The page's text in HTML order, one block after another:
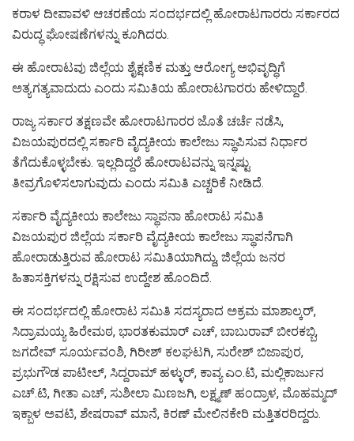
ಕರಾಳ ದೀಪಾವಳಿ ಆಚರಣೆಯ ಸಂದರ್ಭದಲ್ಲಿ ಹೋರಾಟಗಾರರು ಸರ್ಕಾರದ
ವಿರುದ್ಧ ಘೋಷಣೆಗಳನ್ನು ಕೂಗಿದರು.
ಈ ಹೋರಾಟವು ಜಿಲ್ಲೆಯ ಶೈಕ್ಷಣಿಕ ಮತ್ತು ಆರೋಗ್ಯ ಅಭಿವೃದ್ಧಿಗೆ
ಅತ್ಯಗತ್ಯವಾದುದು ಎಂದು ಸಮಿತಿಯ ಹೋರಾಟಗಾರರು ಹೇಳಿದ್ದಾರೆ.
ರಾಜ್ಯ ಸರ್ಕಾರ ತಕ್ಷಣವೇ ಹೋರಾಟಗಾರರ ಜೊತೆ ಚರ್ಚೆ ನಡೆಸಿ,
ವಿಜಯಪುರದಲ್ಲಿ ಸರ್ಕಾರಿ ವೈದ್ಯಕೀಯ ಕಾಲೇಜು ಸ್ಥಾಪಿಸುವ ನಿರ್ಧಾರ
ತೆಗೆದುಕೊಳ್ಳಬೇಕು. ಇಲ್ಲದಿದ್ದರೆ ಹೋರಾಟವನ್ನು ಇನ್ನಷ್ಟು
ತೀವ್ರಗೊಳಿಸಲಾಗುವುದು ಎಂದು ಸಮಿತಿ ಎಚ್ಚರಿಕೆ ನೀಡಿದೆ.
ಸರ್ಕಾರಿ ವೈದ್ಯಕೀಯ ಕಾಲೇಜು ಸ್ಥಾಪನಾ ಹೋರಾಟ ಸಮಿತಿ
ವಿಜಯಪುರ ಜಿಲ್ಲೆಯ ಸರ್ಕಾರಿ ವೈದ್ಯಕೀಯ ಕಾಲೇಜು ಸ್ಥಾಪನೆಗಾಗಿ
ಹೋರಾಡುತ್ತಿರುವ ಹೋರಾಟ ಸಮಿತಿಯಾಗಿದ್ದು, ಜಿಲ್ಲೆಯ ಜನರ
ಹಿತಾಸಕ್ತಿಗಳನ್ನು ರಕ್ಷಿಸುವ ಉದ್ದೇಶ ಹೊಂದಿದೆ.
ಈ ಸಂದರ್ಭದಲ್ಲಿ ಹೋರಾಟ ಸಮಿತಿ ಸದಸ್ಯರಾದ ಅಕ್ರಮ ಮಾಶಾಲ್ಕರ್,
ಸಿದ್ರಾಮಯ್ಯ ಹಿರೇಮಠ, ಭಾರತಕುಮಾರ್ ಎಚ್, ಬಾಬುರಾವ್ ಬೀರಕಬ್ಬಿ,
ಜಗದೇವ್ ಸೂರ್ಯವಂಶಿ, ಗಿರೀಶ್ ಕಲಘಟಗಿ, ಸುರೇಶ್ ಬಿಜಾಪುರ,
ಪ್ರಭುಗೌಡ ಪಾಟೀಲ್, ಸಿದ್ದರಾಮ್ ಹಳ್ಳುರ್, ಕಾವ್ಯ ಎಂ.ಟಿ, ಮಲ್ಲಿಕಾರ್ಜುನ
ಎಚ್.ಟಿ, ಗೀತಾ ಎಚ್, ಸುಶೀಲಾ ಮಿಣಜಗಿ, ಲಕ್ಷ್ಮಣ್ ಹಂದ್ರಾಳ, ಮೊಹಮ್ಮದ್
ಇಕ್ಬಾಳ ಅವಟಿ, ಶೇಷರಾವ್ ಮಾನೆ, ಕಿರಣ್ ಮೇಲಿನಕೇರಿ ಮತ್ತಿತರರಿದ್ದರು.